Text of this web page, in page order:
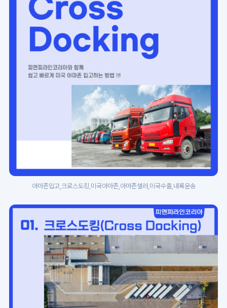
아마존입고,크로스도킹,미국아마존,아마존셀러,미국수출,내륙운송